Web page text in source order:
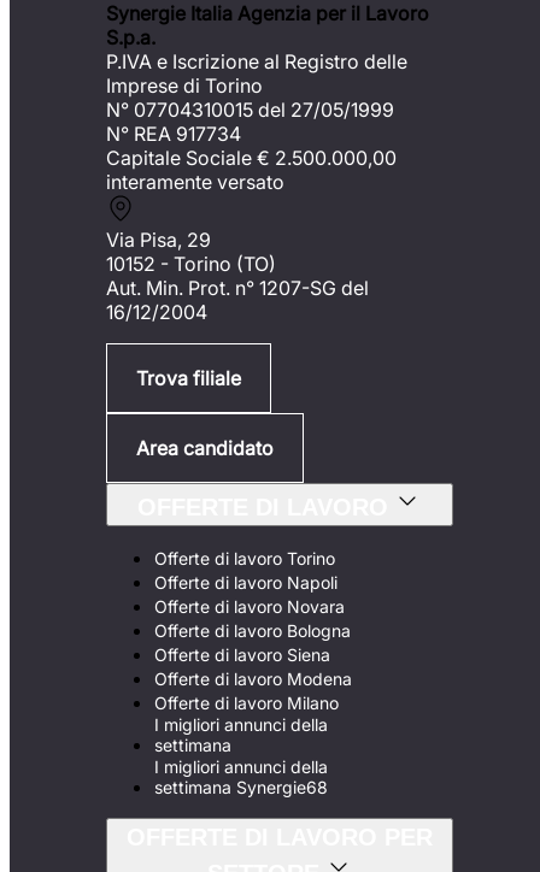
Synergie Italia Agenzia per il Lavoro
S.p.a.
P.IVA e Iscrizione al Registro delle
Imprese di Torino
N° 07704310015 del 27/05/1999
N° REA 917734
Capitale Sociale € 2.500.000,00
interamente versato
Via Pisa, 29
10152 - Torino (TO)
Aut. Min. Prot. n° 1207-SG del
16/12/2004
Trova filiale
Area candidato
Offerte di lavoro Torino
Offerte di lavoro Napoli
Offerte di lavoro Novara
Offerte di lavoro Bologna
Offerte di lavoro Siena
Offerte di lavoro Modena
Offerte di lavoro Milano
I migliori annunci della
settimana
I migliori annunci della
settimana Synergie68